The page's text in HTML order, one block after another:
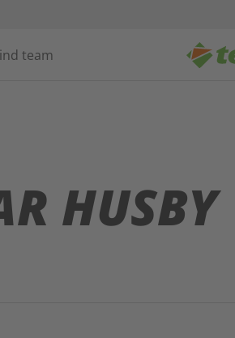
team
HUSBY